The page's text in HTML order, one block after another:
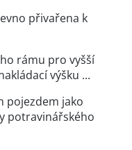
přivařena k
rámu pro vyšší
výšku ...
pojezdem jako
potravinářského